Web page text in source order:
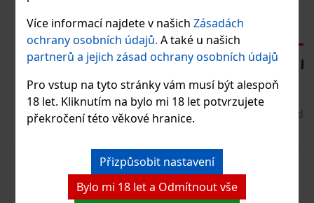
Více informací najdete v našichZásadách
ochrany osobních údajů. A také u našich
partnerů a jejich zásad ochrany osobních údajů
Pro vstup na tyto stránky vám musí být alespoň
18 let. Kliknutím na bylo mi 18 let potvrzujete
překročení této věkové hranice.
Přizpůsobit nastavení
Bylo mi 18 let a Odmítnout vše
GALLI Kávový likér 20% 0,5 l
Skladem 367 Kč